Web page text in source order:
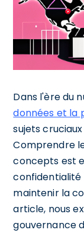
Dans l'ère du
données et la
sujets
Comprendre
concepts est
confidentialité
maintenir la
article, nous
gouvernance